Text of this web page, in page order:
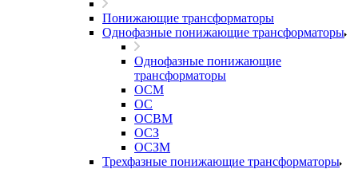
Понижающие трансформаторы
Однофазные понижающие трансформаторы
Однофазные понижающие
трансформаторы
ОСМ
ОС
ОСВМ
ОСЗ
ОСЗМ
Трехфазные понижающие трансформаторы